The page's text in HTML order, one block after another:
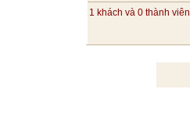
1 khách và 0 thành viên